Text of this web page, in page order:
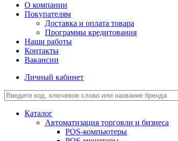
О компании
Покупателям
Доставка и оплата товара
Программы кредитования
Наши работы
Контакты
Вакансии
Личный кабинет
Каталог
Автоматизация торговли и бизнеса
POS-компьютеры